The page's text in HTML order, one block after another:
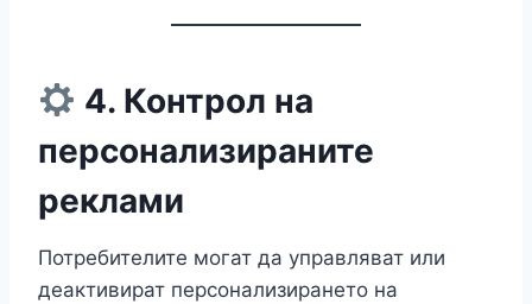
4. Контрол на
персонализираните
реклами
Потребителите могат да управляват или
деактивират персонализирането на